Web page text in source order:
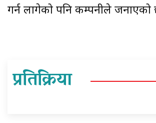
गर्न लागेको पनि कम्पनीले जनाएको
प्रतिक्रिया